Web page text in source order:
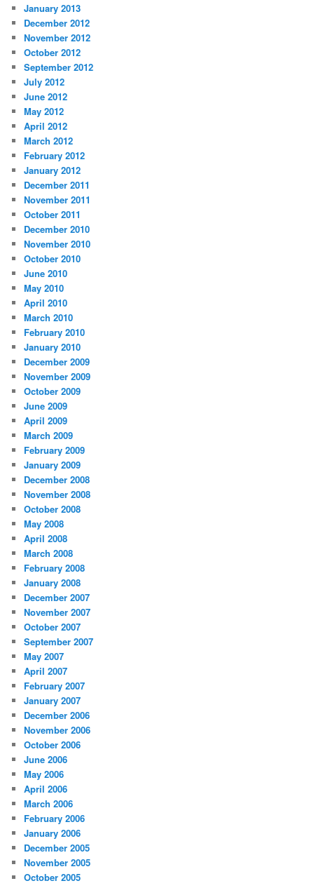
January 2013
December 2012
November 2012
October 2012
September 2012
July 2012
June 2012
May 2012
April 2012
March 2012
February 2012
January 2012
December 2011
November 2011
October 2011
December 2010
November 2010
October 2010
June 2010
May 2010
April 2010
March 2010
February 2010
January 2010
December 2009
November 2009
October 2009
June 2009
April 2009
March 2009
February 2009
January 2009
December 2008
November 2008
October 2008
May 2008
April 2008
March 2008
February 2008
January 2008
December 2007
November 2007
October 2007
September 2007
May 2007
April 2007
February 2007
January 2007
December 2006
November 2006
October 2006
June 2006
May 2006
April 2006
March 2006
February 2006
January 2006
December 2005
November 2005
October 2005